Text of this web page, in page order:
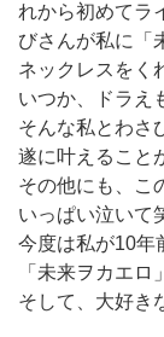
れから初めてラ
びさんが私に「
ネックレスをく
いつか、ドラえ
そんな私とわさ
遂に叶えること
その他にも、こ
いっぱい泣いて
今度は私が10年
「未来ヲカエロ
そして、大好き